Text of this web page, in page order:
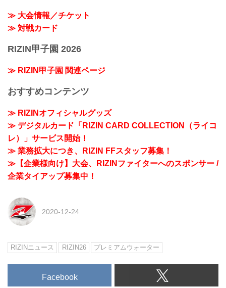
≫ 大会情報／チケット
≫ 対戦カード
RIZIN甲子園 2026
≫ RIZIN甲子園 関連ページ
おすすめコンテンツ
≫ RIZINオフィシャルグッズ
≫ デジタルカード「RIZIN CARD COLLECTION（ライコ
レ）」サービス開始！
≫ 業務拡大につき、RIZIN FFスタッフ募集！
≫【企業様向け】大会、RIZINファイターへのスポンサー /
企業タイアップ募集中！
2020-12-24
RIZINニュース RIZIN26 プレミアムウォーター
Facebook